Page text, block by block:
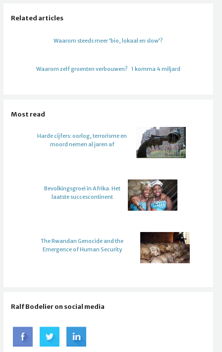
Related articles
Waarom steeds meer ‘bio, lokaal en slow’?
Waarom zelf groenten verbouwen? 1 komma 4 miljard
Most read
Harde cijfers: oorlog, terrorisme en
moord nemen al jaren af
Bevolkingsgroei in Afrika. Het
laatste succescontinent
The Rwandan Genocide and the
Emergence of Human Security
Ralf Bodelier on social media